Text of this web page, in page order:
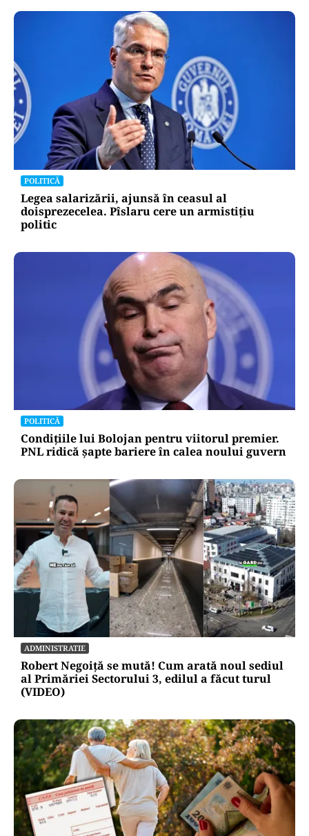
POLITICĂ
Legea salarizării, ajunsă în ceasul al
doisprezecelea. Pîslaru cere un armistițiu
politic
POLITICĂ
Condițiile lui Bolojan pentru viitorul premier.
PNL ridică șapte bariere în calea noului guvern
ADMINISTRATIE
Robert Negoiță se mută! Cum arată noul sediul
al Primăriei Sectorului 3, edilul a făcut turul
(VIDEO)